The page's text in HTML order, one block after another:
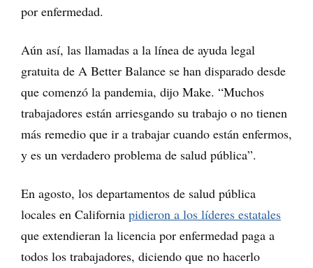
por enfermedad.
Aún así, las llamadas a la línea de ayuda legal
gratuita de A Better Balance se han disparado desde
que comenzó la pandemia, dijo Make. “Muchos
trabajadores están arriesgando su trabajo o no tienen
más remedio que ir a trabajar cuando están enfermos,
y es un verdadero problema de salud pública”.
En agosto, los departamentos de salud pública
locales en California pidieron a los líderes estatales
que extendieran la licencia por enfermedad paga a
todos los trabajadores, diciendo que no hacerlo